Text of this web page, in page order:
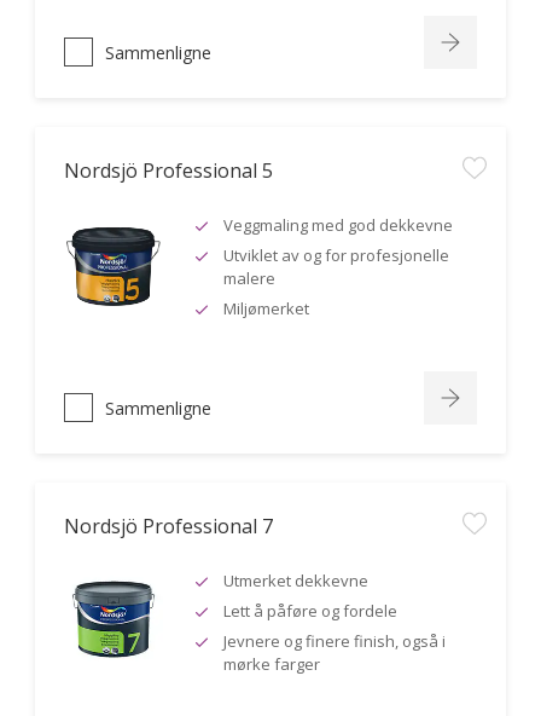
Sammenligne
Nordsjö Professional 5
Veggmaling med god dekkevne
Utviklet av og for profesjonelle
malere
Miljømerket
Sammenligne
Nordsjö Professional 7
Utmerket dekkevne
Lett å påføre og fordele
Jevnere og finere finish, også i
mørke farger